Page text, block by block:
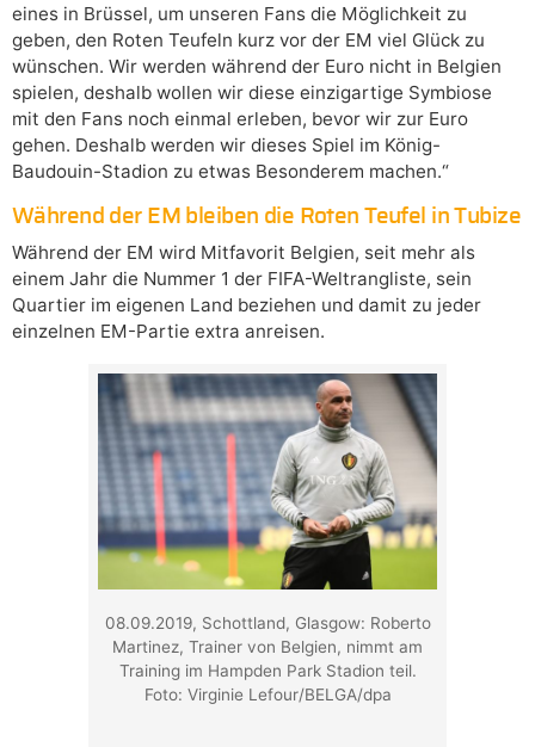
eines in Brüssel, um unseren Fans die Möglichkeit zu
geben, den Roten Teufeln kurz vor der EM viel Glück zu
wünschen. Wir werden während der Euro nicht in Belgien
spielen, deshalb wollen wir diese einzigartige Symbiose
mit den Fans noch einmal erleben, bevor wir zur Euro
gehen. Deshalb werden wir dieses Spiel im König-
Baudouin-Stadion zu etwas Besonderem machen.“
Während der EM bleiben die Roten Teufel in Tubize
Während der EM wird Mitfavorit Belgien, seit mehr als
einem Jahr die Nummer 1 der FIFA-Weltrangliste, sein
Quartier im eigenen Land beziehen und damit zu jeder
einzelnen EM-Partie extra anreisen.
08.09.2019, Schottland, Glasgow: Roberto
Martinez, Trainer von Belgien, nimmt am
Training im Hampden Park Stadion teil.
Foto: Virginie Lefour/BELGA/dpa